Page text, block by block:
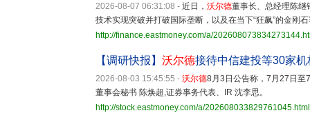
2026-08-07 06:31:08 - 近日， 沃尔德董事长、总经理陈继
技术实现突破并打破国际垄断，以及在当下“狂飙”的金刚
http://finance.eastmoney.com/a/
【调研快报】 沃尔德接待中信建投等30家机
2026-08-03 15:45:55 - 沃尔德8月3日公告称，7月27日至
董事会秘书 陈焕超,证券事务代表、IR 沈李思。
http://stock.eastmoney.com/a/202608033829761045.html